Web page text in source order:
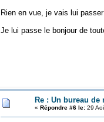
Rien en vue, je vais lui
Je lui passe le bonjour de
Re : Un bureau
« Répondre #6 le:29